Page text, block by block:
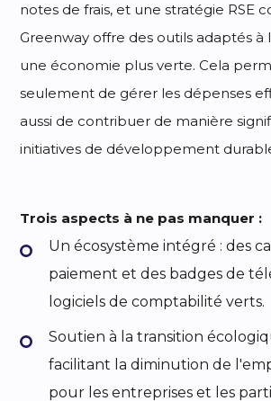
notes de frais, et une stratégie RSE
Greenway offre des outils adaptés à
une économie plus verte. Cela
seulement de gérer les dépenses
aussi de contribuer de manière
initiatives de développement
Trois aspects à ne pas manquer :
Un écosystème intégré : des
paiement et des badges de
logiciels de comptabilité verts.
Soutien à la transition
facilitant la diminution de
pour les entreprises et les